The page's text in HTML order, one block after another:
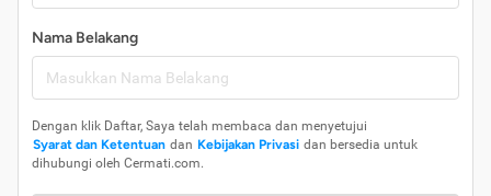
Nama Belakang
Dengan klik Daftar, Saya telah membaca dan menyetujui
Syarat dan Ketentuan dan Kebijakan Privasi dan bersedia untuk
dihubungi oleh Cermati.com.